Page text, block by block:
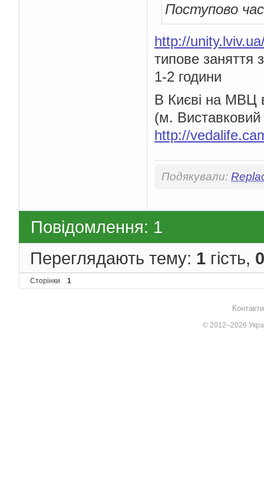
Поступово
http://
типове заняття
1-2 години
В Києві на МВЦ
(м.
http://
Подякували:
Повідомлення: 1
Переглядають тему: 1 гість, 0
Сторінки 1
© 2012–2026